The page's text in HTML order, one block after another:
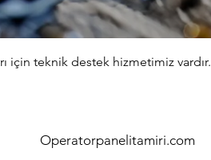
için teknik destek hizmetimiz vardır.
Operatorpanelitamiri.com